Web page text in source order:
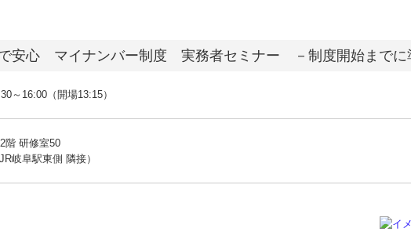
安心 マイナンバー制度 実務者セミナー －制度開始までに
～16:00（開場13:15）
階 研修室50
岐阜駅東側 隣接）